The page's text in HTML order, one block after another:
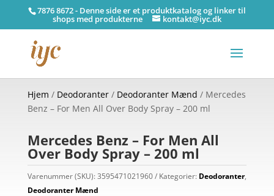
7876 8672 - Denne side er et produktkatalog og linker til
shops med produkterne kontakt@iyc.dk
Hjem / Deodoranter/ Deodoranter Mænd / Mercedes
Benz – For Men All Over Body Spray – 200 ml
Mercedes Benz – For Men All
Over Body Spray – 200 ml
Varenummer (SKU):3595471021960 Kategorier: Deodoranter,
Deodoranter Mænd